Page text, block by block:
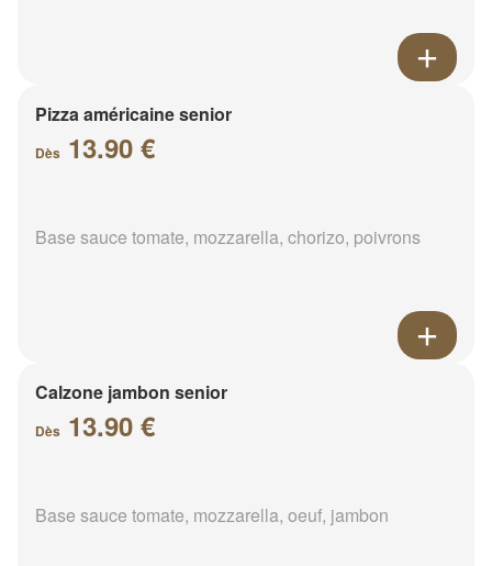
Pizza américaine senior
Dès 13.90 €
Base sauce tomate, mozzarella, chorizo, poivrons
Calzone jambon senior
Dès 13.90 €
Base sauce tomate, mozzarella, oeuf, jambon